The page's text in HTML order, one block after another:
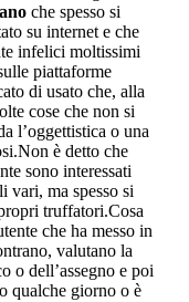
che spesso si
su internet e che
infelici moltissimi
piattaforme
di usato che, alla
cose che non si
l’oggettistica o una
è detto che
sono interessati
vari, ma spesso si
truffatori.Cosa
che ha messo in
valutano la
o dell’assegno e poi
qualche giorno o è